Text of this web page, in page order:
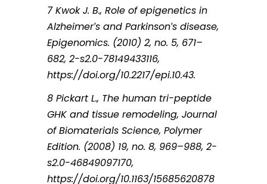
7 Kwok J. B., Role of epigenetics in
Alzheimer′s and Parkinson′s disease,
Epigenomics. (2010) 2, no. 5, 671–
682, 2-s2.0-78149433116,
https://doi.org/10.2217/epi.10.43.
8 Pickart L., The human tri-peptide
GHK and tissue remodeling, Journal
of Biomaterials Science, Polymer
Edition. (2008) 19, no. 8, 969–988, 2-
s2.0-46849097170,
https://doi.org/10.1163/15685620878